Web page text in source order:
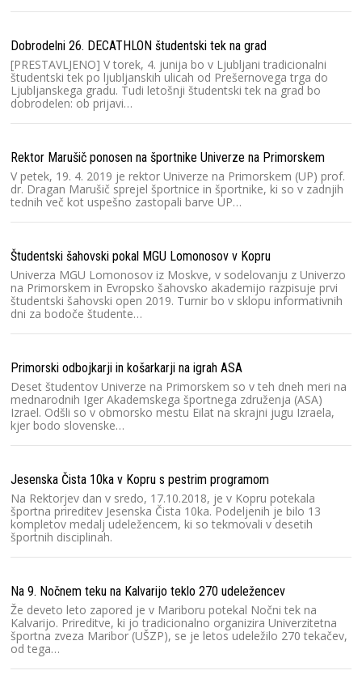
Dobrodelni 26. DECATHLON študentski tek na grad
[PRESTAVLJENO] V torek, 4. junija bo v Ljubljani tradicionalni
študentski tek po ljubljanskih ulicah od Prešernovega trga do
Ljubljanskega gradu. Tudi letošnji študentski tek na grad bo
dobrodelen: ob prijavi…
Rektor Marušič ponosen na športnike Univerze na Primorskem
V petek, 19. 4. 2019 je rektor Univerze na Primorskem (UP) prof.
dr. Dragan Marušič sprejel športnice in športnike, ki so v zadnjih
tednih več kot uspešno zastopali barve UP…
Študentski šahovski pokal MGU Lomonosov v Kopru
Univerza MGU Lomonosov iz Moskve, v sodelovanju z Univerzo
na Primorskem in Evropsko šahovsko akademijo razpisuje prvi
študentski šahovski open 2019. Turnir bo v sklopu informativnih
dni za bodoče študente…
Primorski odbojkarji in košarkarji na igrah ASA
Deset študentov Univerze na Primorskem so v teh dneh meri na
mednarodnih Iger Akademskega športnega združenja (ASA)
Izrael. Odšli so v obmorsko mestu Eilat na skrajni jugu Izraela,
kjer bodo slovenske…
Jesenska Čista 10ka v Kopru s pestrim programom
Na Rektorjev dan v sredo, 17.10.2018, je v Kopru potekala
športna prireditev Jesenska Čista 10ka. Podeljenih je bilo 13
kompletov medalj udeležencem, ki so tekmovali v desetih
športnih disciplinah.
Na 9. Nočnem teku na Kalvarijo teklo 270 udeležencev
Že deveto leto zapored je v Mariboru potekal Nočni tek na
Kalvarijo. Prireditve, ki jo tradicionalno organizira Univerzitetna
športna zveza Maribor (UŠZP), se je letos udeležilo 270 tekačev,
od tega…